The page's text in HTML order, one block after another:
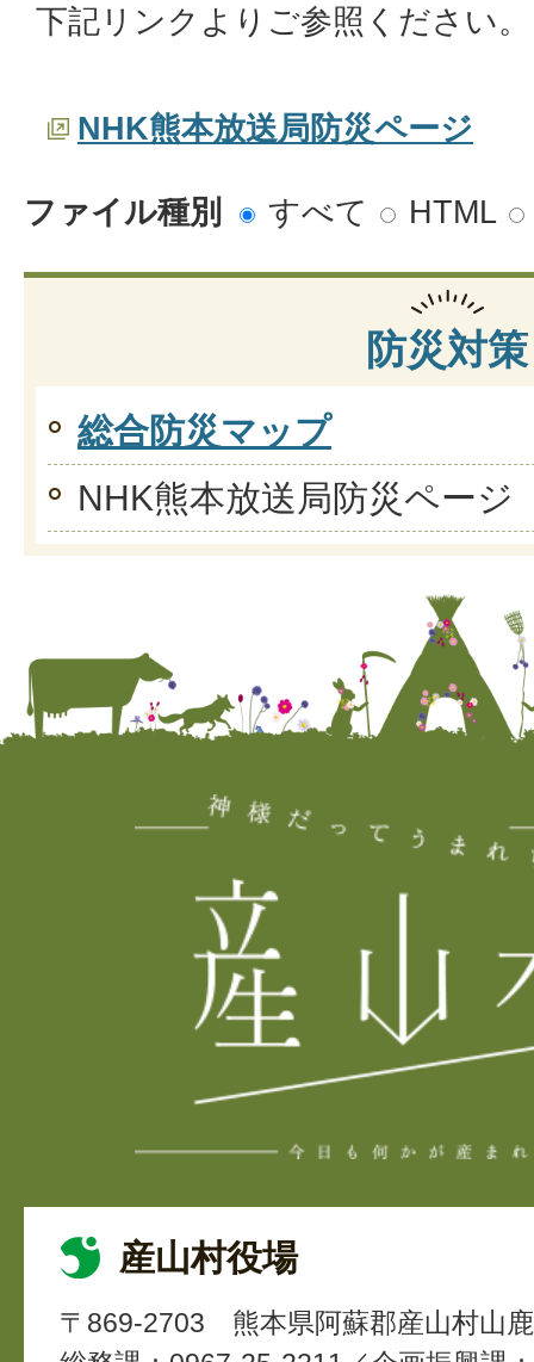
下記リンクよりご参照ください。
NHK熊本放送局防災ページ
ファイル種別 すべて HTML
防災対策
総合防災マップ
NHK熊本放送局防災ページ
産山村役場
〒869-2703
熊本県阿蘇郡産山村山